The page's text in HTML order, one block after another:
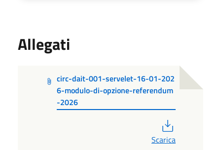
Allegati
circ-dait-001-servelet-16-01-202
6-modulo-di-opzione-referendum
-2026
Scarica